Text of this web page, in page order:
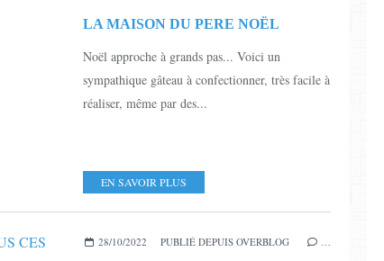
LA MAISON DU PERE NOËL
Noël approche à grands pas... Voici un
sympathique gâteau à confectionner, très facile à
réaliser, même par des...
EN SAVOIR PLUS
28/10/2022 PUBLIÉ DEPUIS OVERBLOG